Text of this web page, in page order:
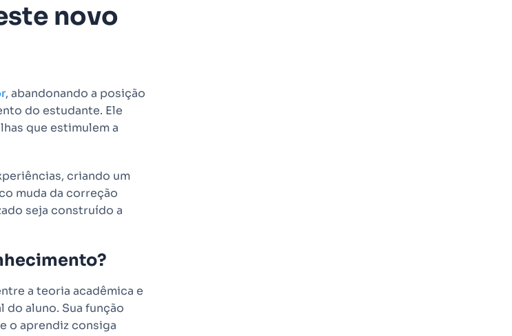
novo
, abandonando a posição
do estudante. Ele
que estimulem a
criando um
muda da correção
seja construído a
a teoria acadêmica e
aluno. Sua função
o aprendiz consiga